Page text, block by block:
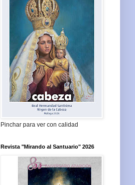
Pinchar para ver con calidad
Revista "Mirando al Santuario" 2026